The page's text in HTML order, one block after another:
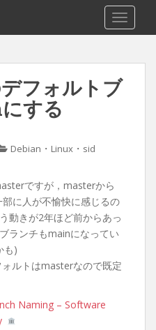
フォルトブ
する
Debian ・ Linux ・ sid
ですが，masterから
に人が不愉快に感じるの
動きが2年ほど前からあっ
ランチもmainになってい
も)
ルトはmasterなので既定
Naming – Software